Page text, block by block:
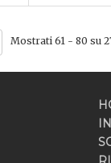
Mostrati 61 - 80 su